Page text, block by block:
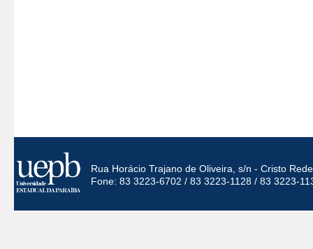
Rua Horácio Trajano de Oliveira, s/n - Cristo
Fone: 83 3223-6702 / 83 3223-1128 / 83 3223-